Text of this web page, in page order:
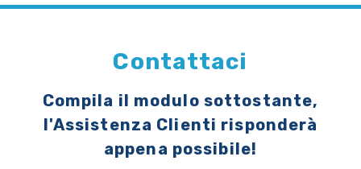
Contattaci
Compila il modulo sottostante,
l'Assistenza Clienti risponderà
appena possibile!